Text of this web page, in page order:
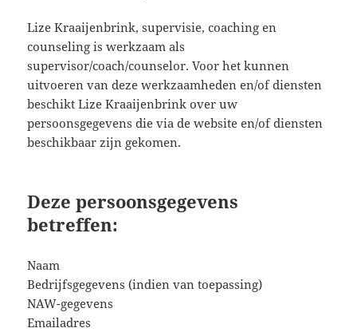
Lize Kraaijenbrink, supervisie, coaching en
counseling is werkzaam als
supervisor/coach/counselor. Voor het kunnen
uitvoeren van deze werkzaamheden en/of diensten
beschikt Lize Kraaijenbrink over uw
persoonsgegevens die via de website en/of diensten
beschikbaar zijn gekomen.
Deze persoonsgegevens
betreffen:
Naam
Bedrijfsgegevens (indien van toepassing)
NAW-gegevens
Emailadres